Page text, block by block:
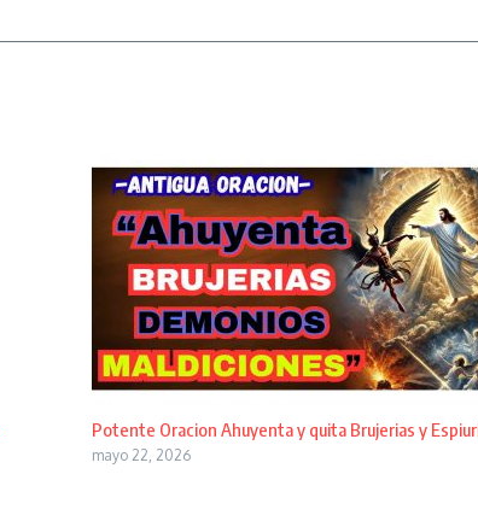
Potente Oracion Ahuyenta y quita Brujerias y
mayo 22, 2026